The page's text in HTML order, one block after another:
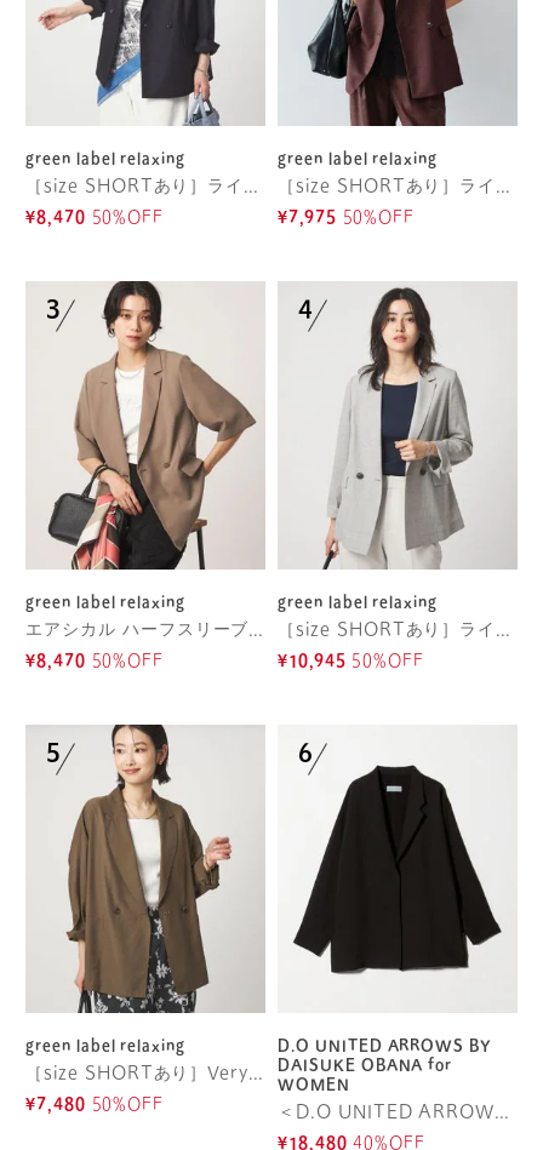
green label relaxing
［size SHORTあり］ライト リネンライク ジャケット UVカット 通気性
¥8,470 50%OFF
green label relaxing
［size SHORTあり］ライト リネンライク ハーフスリーブ ジャケット UVカット 通気性
¥7,975 50%OFF
green label relaxing
エアシカル ハーフスリーブ ジャケット マシンウォッシャブル 接触冷感 通気性
¥8,470 50%OFF
green label relaxing
［size SHORTあり］ライト カチリラ ダブルジャケット
¥10,945 50%OFF
green label relaxing
［size SHORTあり］VeryLight ベリーライト ジャケット ウォッシャブル 接触冷感
¥7,480 50%OFF
D.O UNITED ARROWS BY
DAISUKE OBANA for
WOMEN
＜D.O UNITED ARROWS BY DAISUKE OBANA for WOMEN＞I D/SL JACKET 26SS/ジャケット
¥18,480 40%OFF